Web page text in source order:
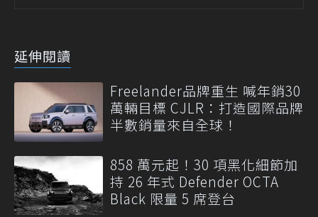
延伸閱讀
Freelander品牌重生 喊年銷30
萬輛目標 CJLR：打造國際品牌
半數銷量來自全球！
858 萬元起！30 項黑化細節加
持 26 年式 Defender OCTA
Black 限量 5 席登台